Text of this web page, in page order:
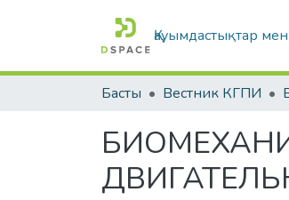
Қауымдастықтар
Басты Вестник КГПИ